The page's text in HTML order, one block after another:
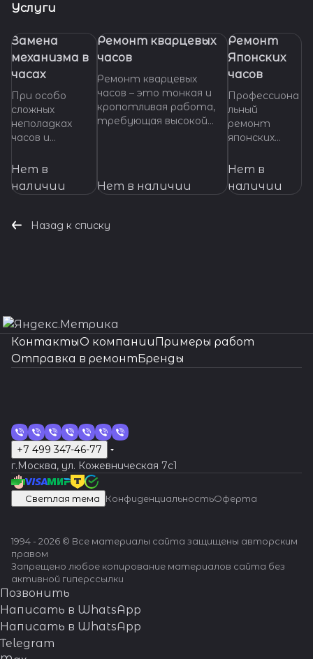
Услуги
Замена
механизма в
часах
При особо
сложных
неполадках
часов и
произвести
основных узлов
требуется
наиболее
сложных
ситуациях.
Нет в
наличии
Ремонт кварцевых
часов
Ремонт кварцевых
часов – это тонкая и
кропотливая работа,
требующая высокой
нуждаются в ремонте,
которые смогут точно
Нет в наличии
Ремонт
Японских
часов
Профессиона
льный
ремонт
японских
сложности.
качество
мастерам!
Нет в
наличии
Назад к списку
КонтактыО компанииПримеры работ
Отправка в ремонтБренды
+7 499 347-46-77
г.Москва, ул. Кожевническая 7c1
Светлая тема КонфиденциальностьОферта
1994 - 2026 © Все материалы сайта защищены авторским
правом
Запрещено любое копирование материалов сайта без
активной гиперссылки
Позвонить
Написать в WhatsApp
Написать в WhatsApp
Telegram